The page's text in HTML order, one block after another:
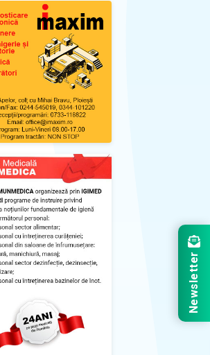
Newsletter